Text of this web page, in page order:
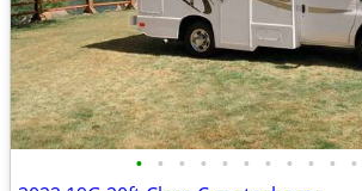
• • • • • • • • • • •